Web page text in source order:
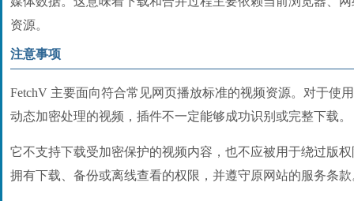
资源。
注意事项
FetchV 主要面向符合常见网页播放标准的视频资源。对于使
动态加密处理的视频，插件不一定能够成功识别或完整下载。
它不支持下载受加密保护的视频内容，也不应被用于绕过版
拥有下载、备份或离线查看的权限，并遵守原网站的服务条款